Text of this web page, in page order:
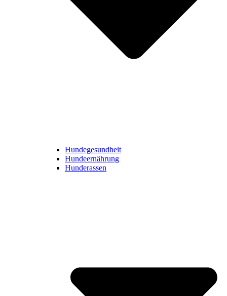
Hundegesundheit
Hundeernährung
Hunderassen